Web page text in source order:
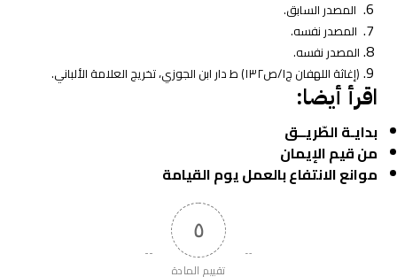
المصدر السابق.
المصدر نفسه.
المصدر نفسه.
(إغاثة اللهفان ج١/ص١٣٢) ط دار ابن الجوزي، تخريج العلامة الألباني.
اقرأ أيضا:
بدايـة الطّريــق
من قيم الإيمان
موانع الانتفاع بالعمل يوم القيامة
٥
تقييم المادة